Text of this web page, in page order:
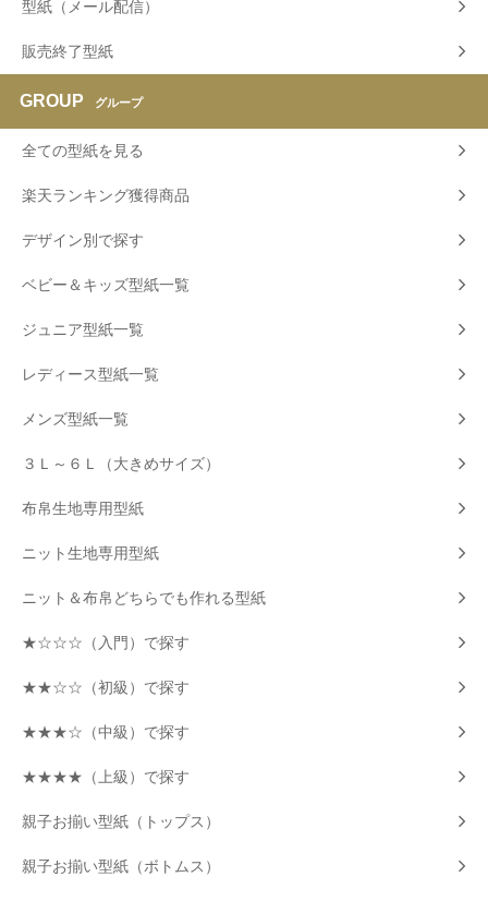
型紙（メール配信）
販売終了型紙
GROUP グループ
全ての型紙を見る
楽天ランキング獲得商品
デザイン別で探す
ベビー＆キッズ型紙一覧
ジュニア型紙一覧
レディース型紙一覧
メンズ型紙一覧
３Ｌ～６Ｌ（大きめサイズ）
布帛生地専用型紙
ニット生地専用型紙
ニット＆布帛どちらでも作れる型紙
★☆☆☆（入門）で探す
★★☆☆（初級）で探す
★★★☆（中級）で探す
★★★★（上級）で探す
親子お揃い型紙（トップス）
親子お揃い型紙（ボトムス）